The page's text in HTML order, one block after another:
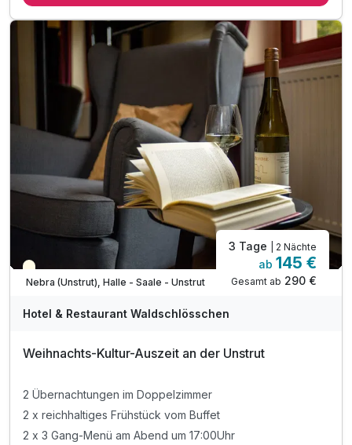
1 x Halbpension am 1.Abend im Restaurant(17:00Uhr)
inkl. Mineralwasser auf dem Zimmer am Anreisetag
Saisonal verfügbar
Nebra (Unstrut), Halle - Saale - Unstrut
3 Tage | 2 Nächte
ab 145 €
Gesamt ab 290 €
Hotel & Restaurant Waldschlösschen
Weihnachts-Kultur-Auszeit an der Unstrut
2 Übernachtungen im Doppelzimmer
2 x reichhaltiges Frühstück vom Buffet
2 x 3 Gang-Menü am Abend um 17:00Uhr